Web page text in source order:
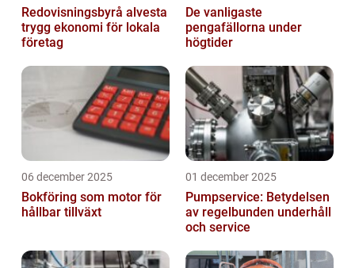
Redovisningsbyrå alvesta
trygg ekonomi för lokala
företag
De vanligaste
pengafällorna under
högtider
06 december 2025
Bokföring som motor för
hållbar tillväxt
01 december 2025
Pumpservice: Betydelsen
av regelbunden underhåll
och service